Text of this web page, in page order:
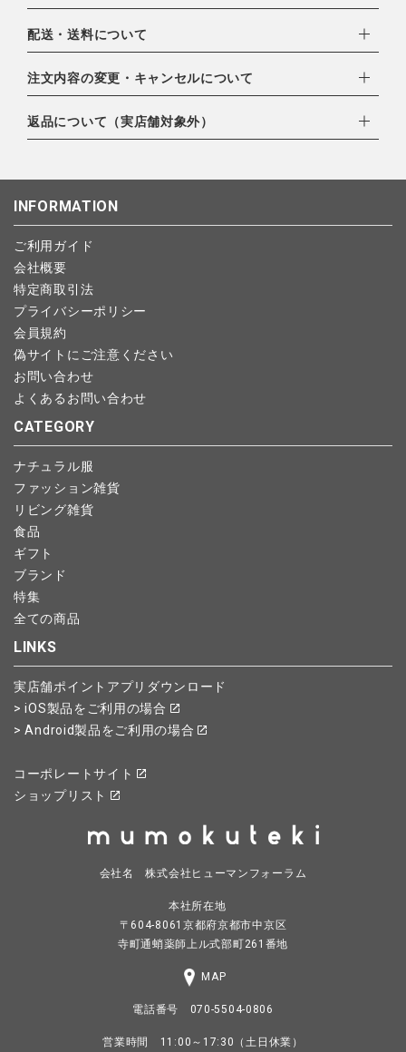
下記お支払い方法よりお選びいただけます。
・クレジットカード（VISA,mastercard,JCB,AMERICAN
EXPRESS,Diners Club）
・amazonペイメント
・楽天ペイ
・PayPay
配送・送料について
配達業者：日本郵便
北海道：1,400円
注文内容の変更・キャンセルについて
ご注文日当日から翌日のAM9:00までにご連絡頂いた場合はキャ
ンセルは可能です。
します。
予約商品など一部キャンセルが出来ない場合がございます。あら
かじめご了承ください。
返品について（実店舗対象外）
こちら よりご依頼ください。
INFORMATION
ご利用ガイド
会社概要
特定商取引法
プライバシーポリシー
会員規約
偽サイトにご注意ください
お問い合わせ
よくあるお問い合わせ
CATEGORY
ナチュラル服
ファッション雑貨
リビング雑貨
食品
ギフト
ブランド
特集
全ての商品
LINKS
実店舗ポイントアプリダウンロード
> iOS製品をご利用の場合
> Android製品をご利用の場合
コーポレートサイト
ショップリスト
会社名 株式会社ヒューマンフォーラム
本社所在地
〒604-8061京都府京都市中京区
寺町通蛸薬師上ル式部町261番地
MAP
電話番号 070-5504-0806
営業時間 11:00～17:30（土日休業）